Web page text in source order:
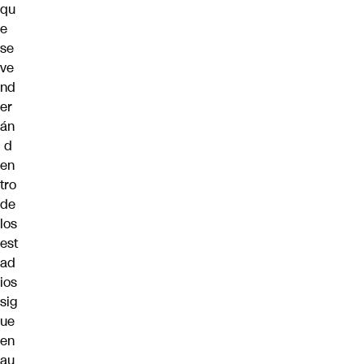
qu
e
se
ve
nd
er
án
d
en
tro
de
los
est
ad
ios
sig
ue
en
au